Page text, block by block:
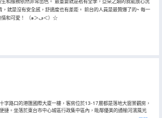
就是沒有安全感，舒適度也有差距。 前台的人員是最贊爆了的~ 每一
個小姑娘都超級熱情和可愛！ （๑＞ڡ＜）☆
字路口的港匯國際大廈一樓，客房位於13-17層都是落地大窗景觀房，
捷。坐落於東台市中心城區行政集中區內，毗鄰優美的通榆河濱風光